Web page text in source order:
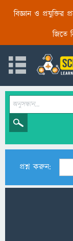
বিজ্ঞান ও প্রযুক্তির
জিতে
প্রশ্ন করুন: